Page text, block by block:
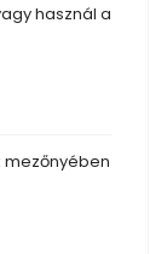
használ a
mezőnyében